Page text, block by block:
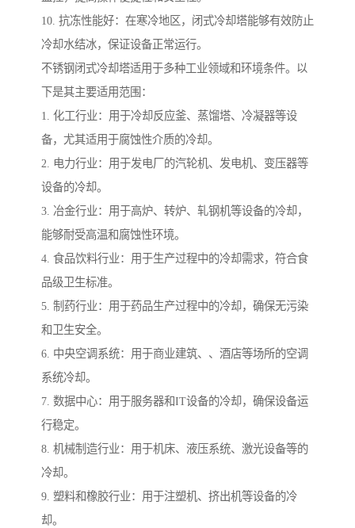
10. 抗冻性能好：在寒冷地区，闭式冷却塔能够有效防止
冷却水结冰，保证设备正常运行。
不锈钢闭式冷却塔适用于多种工业领域和环境条件。以
下是其主要适用范围：
1. 化工行业：用于冷却反应釜、蒸馏塔、冷凝器等设
备，尤其适用于腐蚀性介质的冷却。
2. 电力行业：用于发电厂的汽轮机、发电机、变压器等
设备的冷却。
3. 冶金行业：用于高炉、转炉、轧钢机等设备的冷却，
能够耐受高温和腐蚀性环境。
4. 食品饮料行业：用于生产过程中的冷却需求，符合食
品级卫生标准。
5. 制药行业：用于药品生产过程中的冷却，确保无污染
和卫生安全。
6. 中央空调系统：用于商业建筑、、酒店等场所的空调
系统冷却。
7. 数据中心：用于服务器和IT设备的冷却，确保设备运
行稳定。
8. 机械制造行业：用于机床、液压系统、激光设备等的
冷却。
9. 塑料和橡胶行业：用于注塑机、挤出机等设备的冷
却。